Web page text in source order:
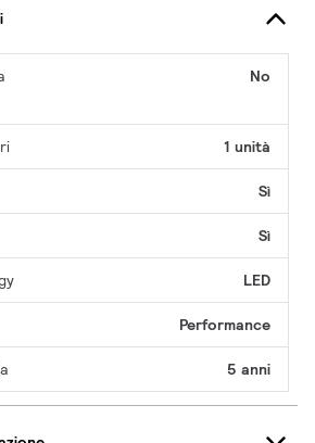
No
1 unità
Sì
Sì
LED
Performance
5 anni